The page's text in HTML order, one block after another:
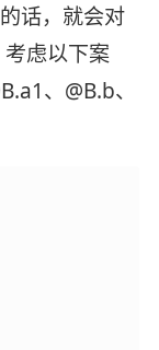
话，就会对
虑以下案
、@B.b、